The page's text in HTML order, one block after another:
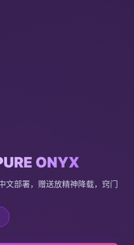
ONYX
文部署，赠送放精神降载，窍门